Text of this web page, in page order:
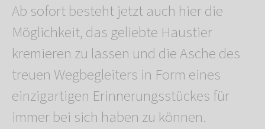
Ab sofort besteht jetzt auch hier die
Möglichkeit, das geliebte Haustier
kremieren zu lassen und die Asche des
treuen Wegbegleiters in Form eines
einzigartigen Erinnerungsstückes für
immer bei sich haben zu können.